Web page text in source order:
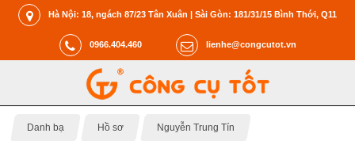
Hà Nội: 18, ngách 87/23 Tân Xuân | Sài Gòn: 181/31/15 Bình Thới, Q11
0966.404.460 lienhe@congcutot.vn
Danh bạ Hồ sơ Nguyễn Trung Tín